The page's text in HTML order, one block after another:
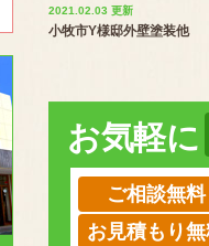
2021.02.03 更新
小牧市Y様邸外壁塗装他
お気軽に
ご相談無料
お見積もり